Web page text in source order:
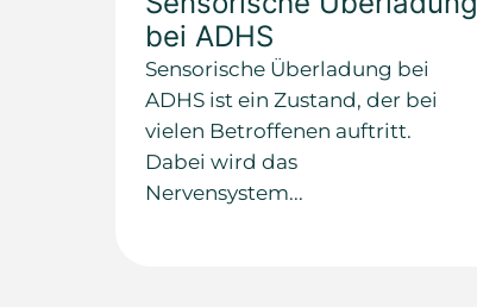
bei ADHS
Sensorische Überladung bei
ADHS ist ein Zustand, der bei
vielen Betroffenen auftritt.
Dabei wird das
Nervensystem...